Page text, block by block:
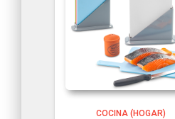
COCINA (HOGAR)